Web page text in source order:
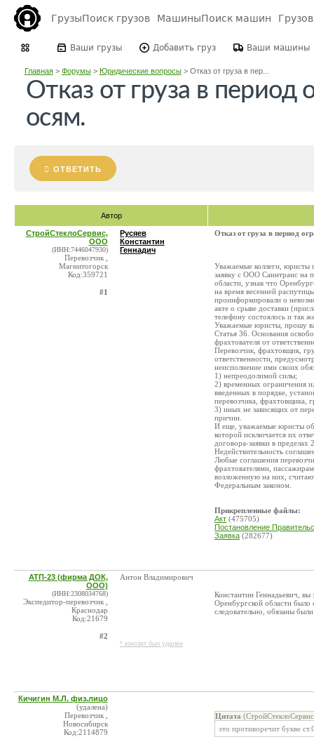
ГрузыПоиск грузов МашиныПоиск машин
Ваши грузы Добавить груз Ваши машины
Главная> Форумы> Юридические вопросы> Отказ от груза в пер...
Отказ от груза в период
осям.
ОТВЕТИТЬ
Автор
СтройСтеклоСервис,
ООО
(ИНН:7446047930)
Перевозчик ,
Магнитогорск
Код:359721
#1
Русяев
Константин
Геннадич
Отказ от груза в период
Уважаемые коллеги, юристы
заявку с ООО Саннтранс на
области, узнав что
на время весенней
проинформировали о
акте о срыве доставки
телефону состоялось и так
Уважаемые юристы, прошу
Статья 36. Основания
фрахтователя от
Перевозчик, фрахтовщик,
ответственности,
неисполнение ими своих
1) непреодолимой силы;
2) временных ограничения
введенных в порядке,
перевозчика, фрахтовщика,
3) иных не зависящих от
причин.
И еще, уважаемые юристы
которой исключается их
договора-заявки в пределах
Недействительность
Любые соглашения
фрахтователями,
возложенную на них,
Федеральным законом.
Прикрепленные файлы:
Акт (475705)
Постановление
Заявка (282677)
АТП-23 (фирма ДОК,
ООО)
(ИНН:2308034768)
Экспедитор-перевозчик ,
Краснодар
Код:21679
#2
Антон Владимирович
* контакт был удален
Константин Геннадьевич, вы
Оренбургской области было
следовательно, обязаны
Кичигин М.Л. физ.лицо
(удалена)
Перевозчик ,
Новосибирск
Код:2114879
Цитата
это противоречит букве